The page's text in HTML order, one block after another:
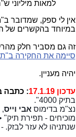
למאות מיליוני
אין לי ספק, שמדובר ב"
במיוחד בהקשרים של
זה גם מסביר חלק
סיימה את החקירה ב"תיק 4000"? לא
יהיה מעניין.
עדכון 17.1.19 : כתבה
בתיק 4000".
נצ"מ בדימוס אבי וייס
מוכיחים - תפירת תיק"
שנתניהו לא עזר לבזק.